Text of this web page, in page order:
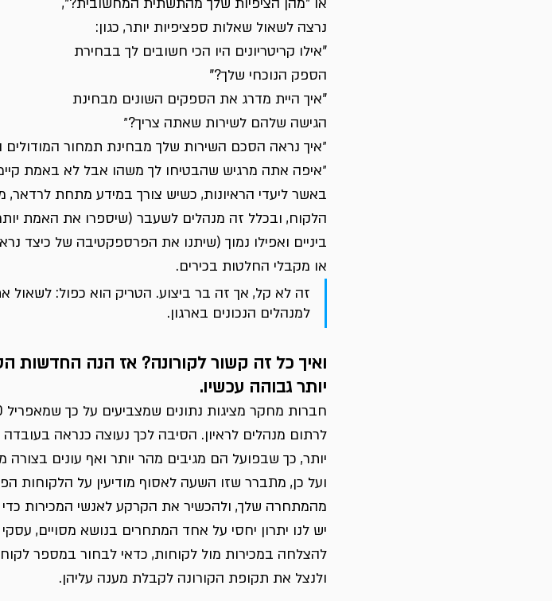
נרצה לשאול שאלות ספציפיות יותר, כגון:
"אילו קריטריונים היו הכי חשובים לך בבחירת
הספק הנוכחי שלך?"
"איך היית מדרג את הספקים השונים מבחינת
הגישה שלהם לשירות שאתה צריך?״
״איך נראה הסכם השירות שלך מבחינת תמחור המודולים
״איפה אתה מרגיש שהבטיחו לך משהו אבל לא באמת
באשר ליעדי הראיונות, כשיש צורך במידע מתחת לרדאר,
הלקוח, ובכלל זה מנהלים לשעבר (שיספרו את האמת
ביניים ואפילו נמוך (שיתנו את הפרספקטיבה של כיצד
או מקבלי החלטות בכירים.
זה לא קל, אך זה בר ביצוע. הטריק הוא כפול: לשאול
למנהלים הנכונים בארגון.
ואיך כל זה קשור לקורונה? אז הנה החדשות
יותר גבוהה עכשיו.
לרתום מנהלים לראיון. הסיבה לכך נעוצה כנראה
יותר, כך שבפועל הם מגיבים מהר יותר ואף עונים בצורה
ועל כן, מתברר שזו השעה לאסוף מודיעין על הלקוחות
מהמתחרה שלך, ולהכשיר את הקרקע לאנשי המכירות כדי
יש לנו יתרון יחסי על אחד המתחרים בנושא מסויים, עסקי
להצלחה במכירות מול לקוחות, כדאי לבחור במספר
ולנצל את תקופת הקורונה לקבלת מענה עליהן.